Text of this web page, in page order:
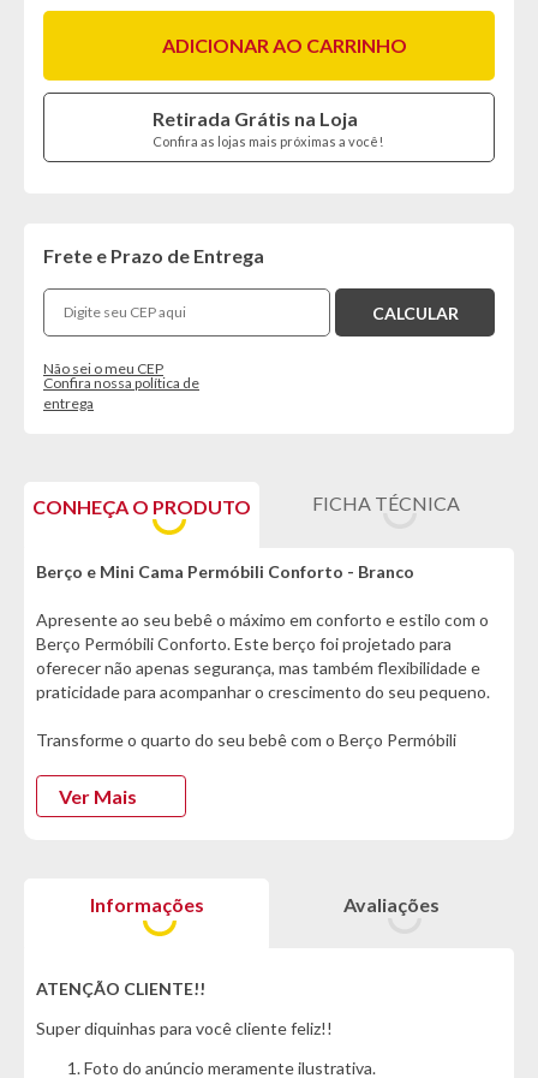
ADICIONAR AO CARRINHO
Retirada Grátis na Loja
Confira as lojas mais próximas a você!
Frete e Prazo de Entrega
Não sei o meu CEP
Confira nossa política de
entrega
CONHEÇA O PRODUTO FICHA TÉCNICA
Berço e Mini Cama Permóbili Conforto - Branco
Apresente ao seu bebê o máximo em conforto e estilo com o
Berço Permóbili Conforto. Este berço foi projetado para
oferecer não apenas segurança, mas também flexibilidade e
praticidade para acompanhar o crescimento do seu pequeno.
Transforme o quarto do seu bebê com o Berço Permóbili
segurança e funcionalidade. Ideal para famílias que buscam um
berço que acompanha as diferentes fases da infância com
convertido em uma mini cama, prolongando sua utilidade.
Seu Bebê o Melhor em Conforto e Segurança! :)
Ver Mais
Informações Avaliações
ATENÇÃO CLIENTE!!
Super diquinhas para você cliente feliz!!
Foto do anúncio meramente ilustrativa.